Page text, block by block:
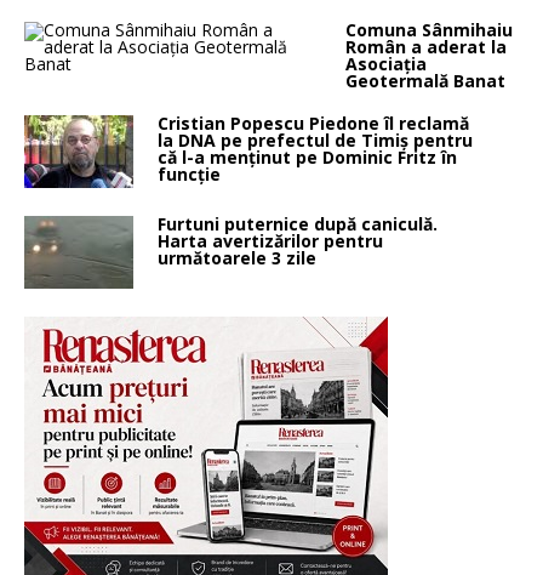
Comuna Sânmihaiu
Român a aderat la
Asociația
Geotermală Banat
Cristian Popescu Piedone îl reclamă
la DNA pe prefectul de Timiș pentru
că l-a menținut pe Dominic Fritz în
funcție
Furtuni puternice după caniculă.
Harta avertizărilor pentru
următoarele 3 zile